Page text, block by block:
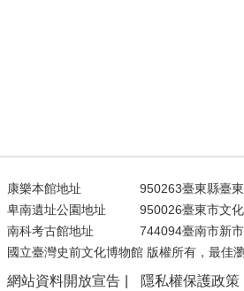
康樂本館地址 950263臺東縣臺
卑南遺址公園地址
950026臺東市文
南科考古館地址
744094臺南市新
國立臺灣史前文化博物館 版權所有，最佳
網站資料開放宣告 隱私權保護政策